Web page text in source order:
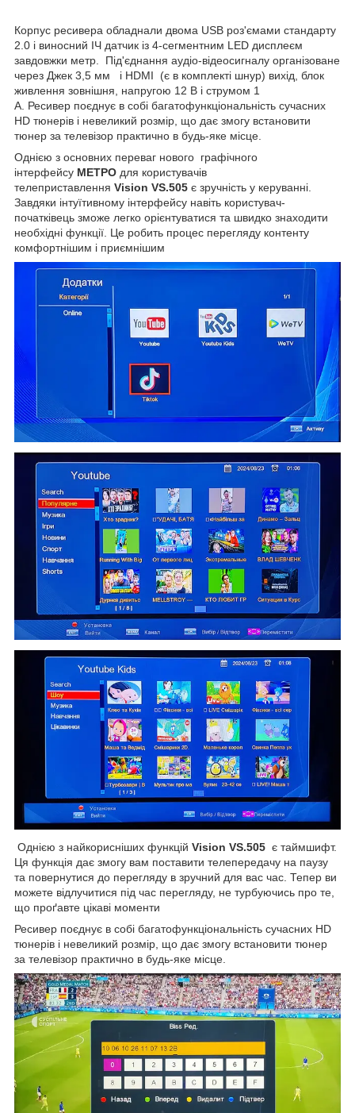
Корпус ресивера обладнали двома USB роз'ємами стандарту
2.0 і виносний ІЧ датчик із 4-сегментним LED дисплеєм
завдовжки метр. Під'єднання аудіо-відеосигналу організоване
через Джек 3,5 мм і HDMI (є в комплекті шнур) вихід, блок
живлення зовнішня, напругою 12 В і струмом 1
А. Ресивер поєднує в собі багатофункціональність сучасних
HD тюнерів і невеликий розмір, що дає змогу встановити
тюнер за телевізор практично в будь-яке місце.
Однією з основних переваг нового графічного
інтерфейсу МЕТРО для користувачів
телеприставлення Vision VS.505 є зручність у керуванні.
Завдяки інтуїтивному інтерфейсу навіть користувач-
початківець зможе легко орієнтуватися та швидко знаходити
необхідні функції. Це робить процес перегляду контенту
комфортнішим і приємнішим
Однією з найкорисніших функцій Vision VS.505 є таймшифт.
Ця функція дає змогу вам поставити телепередачу на паузу
та повернутися до перегляду в зручний для вас час. Тепер ви
можете відлучитися під час перегляду, не турбуючись про те,
що проґавте цікаві моменти
Ресивер поєднує в собі багатофункціональність сучасних HD
тюнерів і невеликий розмір, що дає змогу встановити тюнер
за телевізор практично в будь-яке місце.